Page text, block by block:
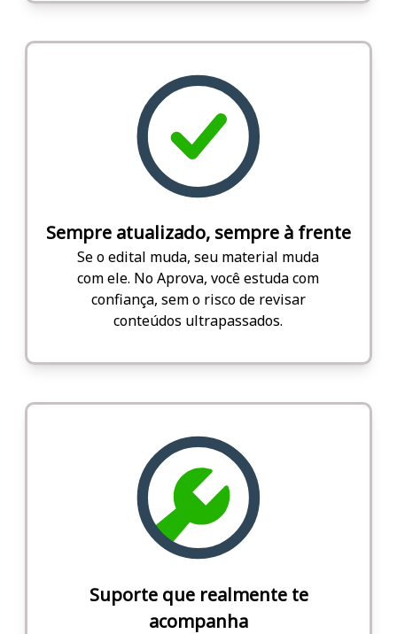
Sempre atualizado, sempre à frente
Se o edital muda, seu material muda
com ele. No Aprova, você estuda com
confiança, sem o risco de revisar
conteúdos ultrapassados.
Suporte que realmente te
acompanha